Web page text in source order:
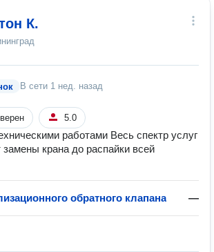
К.
В сети 1 нед. назад
5.0
работами Весь спектр услуг
замены крана до распайки всей
обратного клапана —